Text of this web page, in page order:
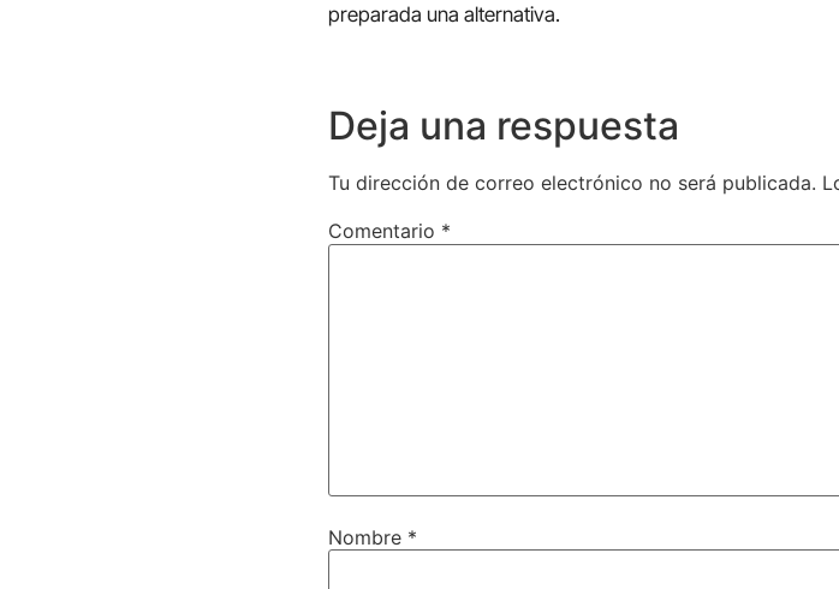
preparada una alternativa.
Deja una respuesta
Tu dirección de correo electrónico no será publicada.
Comentario *
Nombre *